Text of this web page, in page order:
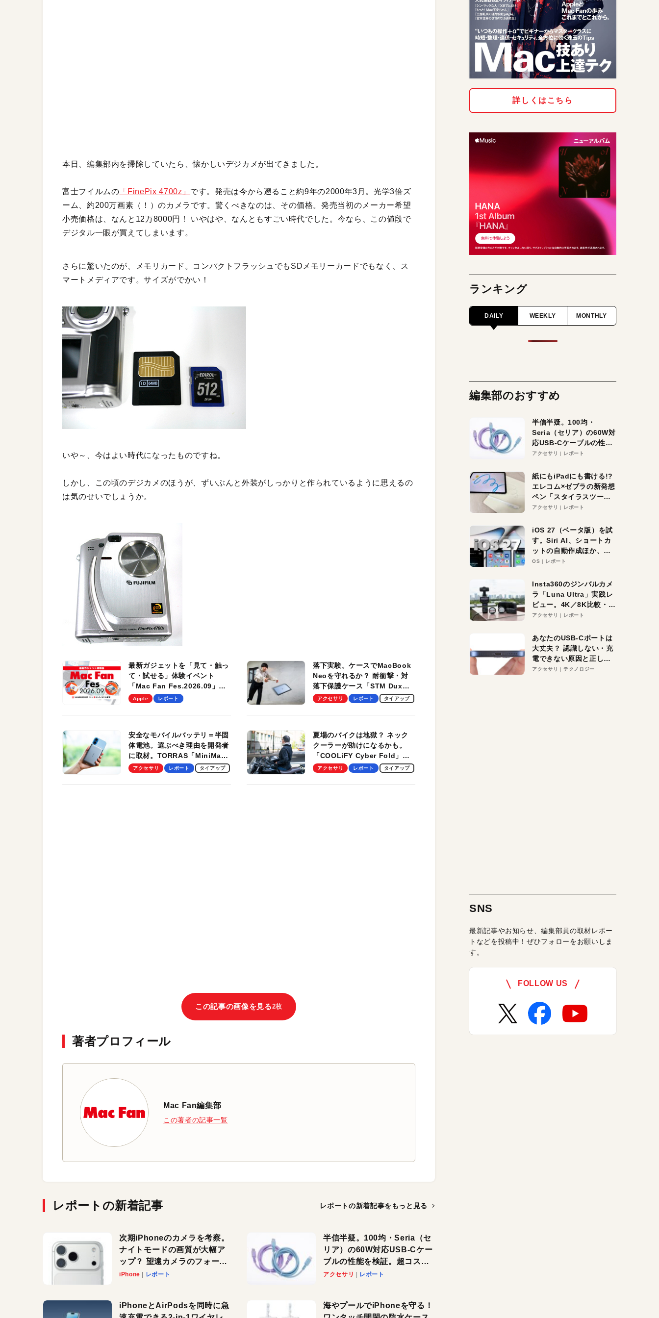
本日、編集部内を掃除していたら、懐かしいデジカメが出てきました。
富士フイルムの 「FinePix 4700z」 です。発売は今から遡ること約9年の2000年3月。光学3倍ズ
ーム、約200万画素（！）のカメラです。驚くべきなのは、その価格。発売当初のメーカー希望
小売価格は、なんと12万8000円！ いやはや、なんともすごい時代でした。今なら、この値段で
デジタル一眼が買えてしまいます。
さらに驚いたのが、メモリカード。コンパクトフラッシュでもSDメモリーカードでもなく、ス
マートメディアです。サイズがでかい！
いや～、今はよい時代になったものですね。
しかし、この頃のデジカメのほうが、ずいぶんと外装がしっかりと作られているように思えるの
は気のせいでしょうか。
最新ガジェットを「見て・触っ
て・試せる」体験イベント
「Mac Fan Fes.2026.09」
を、9月26日（土）に開催しま
Apple レポート
落下実験。ケースでMacBook
Neoを守れるか？ 耐衝撃・対
落下保護ケース「STM Dux
Ultra」を検証。学生、ビジネ
適！
アクセサリ レポート タイアップ
安全なモバイルバッテリ＝半固
体電池。選ぶべき理由を開発者
に取材。TORRAS「MiniMag
Pro」の実機レビューも
アクセサリ レポート タイアップ
夏場のバイクは地獄？ ネック
クーラーが助けになるかも。
「COOLiFY Cyber Fold」レ
ビュー。冷却の速さ、密着する
性がグッド！
アクセサリ レポート タイアップ
この記事の画像を見る2枚
著者プロフィール
Mac Fan編集部
この著者の記事一覧
レポートの新着記事 レポートの新着記事をもっと見る
次期iPhoneのカメラを考察。
ナイトモードの画質が大幅ア
ップ？ 望遠カメラのフォーカ
スがさらにシャープに？
iPhone レポート
半信半疑。100均・Seria（セ
リア）の60W対応USB-Cケー
ブルの性能を検証。超コスパ
の1本を発見か？
アクセサリ レポート
iPhoneとAirPodsを同時に急
海やプールでiPhoneを守る！
詳しくはこちら
ランキング
DAILY WEEKLY MONTHLY
編集部のおすすめ
半信半疑。100均・
Seria（セリア）の60W対
応USB-Cケーブルの性能
を検証。超コスパの1本を
アクセサリ レポート
紙にもiPadにも書ける!?
エレコム×ゼブラの新発想
ペン「スタイラスツーウ
ェイ」レビュー。持ち替
アクセサリ レポート
iOS 27（ベータ版）を試
す。Siri AI、ショートカ
ットの自動作成ほか、期
待大の便利機能5選。
る未来はすぐそこ！
OS レポート
Insta360のジンバルカメ
ラ「Luna Ultra」実践レ
ビュー。4K／8K比較・ズ
ーム・夜間撮影をチェッ
アクセサリ レポート
あなたのUSB-Cポートは
大丈夫？ 認識しない・充
電できない原因と正しい
対策
アクセサリ テクノロジー
SNS
最新記事やお知らせ、編集部員の取材レポー
トなどを投稿中！ぜひフォローをお願いしま
す。
FOLLOW US